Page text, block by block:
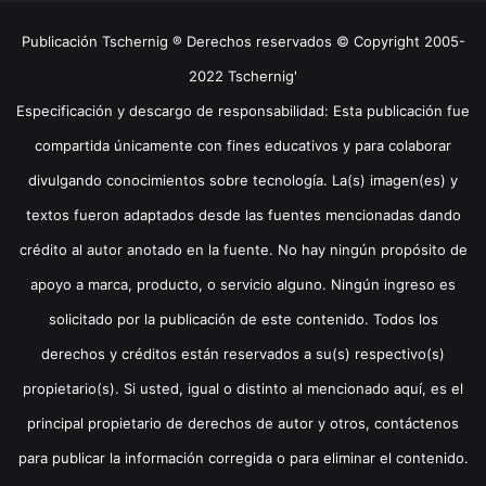
Publicación Tschernig ® Derechos reservados © Copyright 2005-
2022 Tschernig'
Especificación y descargo de responsabilidad: Esta publicación fue
compartida únicamente con fines educativos y para colaborar
divulgando conocimientos sobre tecnología. La(s) imagen(es) y
textos fueron adaptados desde las fuentes mencionadas dando
crédito al autor anotado en la fuente. No hay ningún propósito de
apoyo a marca, producto, o servicio alguno. Ningún ingreso es
solicitado por la publicación de este contenido. Todos los
derechos y créditos están reservados a su(s) respectivo(s)
propietario(s). Si usted, igual o distinto al mencionado aquí, es el
principal propietario de derechos de autor y otros, contáctenos
para publicar la información corregida o para eliminar el contenido.